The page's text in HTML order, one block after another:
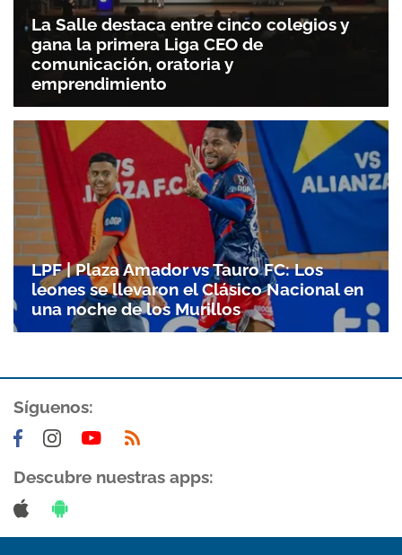
La Salle destaca entre cinco colegios y
gana la primera Liga CEO de
comunicación, oratoria y
emprendimiento
LPF | Plaza Amador vs Tauro FC: Los
leones se llevaron el Clásico Nacional en
una noche de los Murillos
Síguenos:
Descubre nuestras apps: